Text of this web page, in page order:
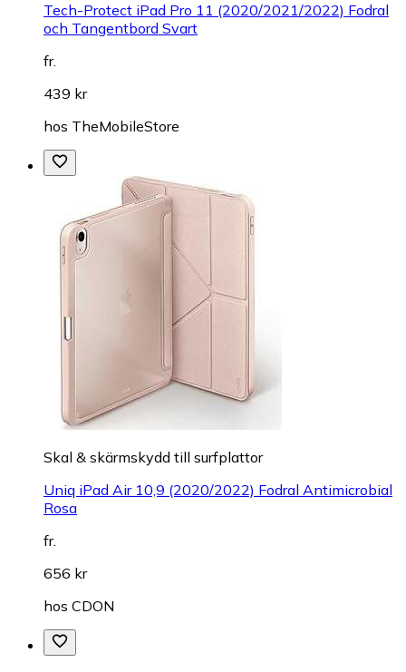
Tech-Protect iPad Pro 11 (2020/2021/2022) Fodral
och Tangentbord Svart
fr.
439 kr
hos TheMobileStore
Skal & skärmskydd till surfplattor
Uniq iPad Air 10,9 (2020/2022) Fodral Antimicrobial
Rosa
fr.
656 kr
hos CDON